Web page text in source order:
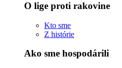
O lige proti rakovine
Kto sme
Z histórie
Ako sme hospodárili